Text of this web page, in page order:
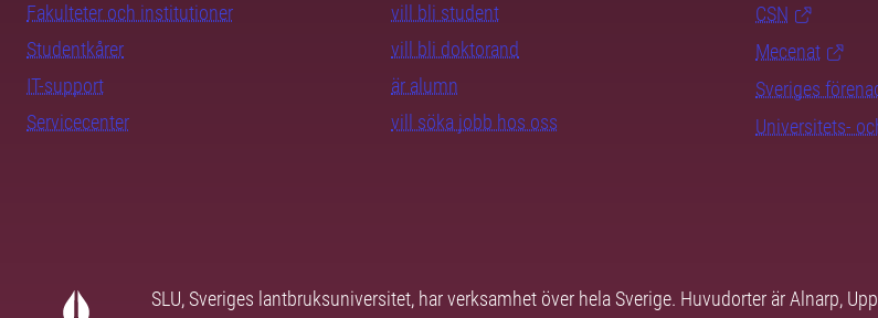
Fakulteter och institutioner
Studentkårer
IT-support
Servicecenter
vill bli student
vill bli doktorand
är alumn
vill söka jobb hos oss
CSN
Mecenat
Sveriges
Universitets-
SLU, Sveriges lantbruksuniversitet, har verksamhet över hela Sverige. Huvudorter är Alnarp,